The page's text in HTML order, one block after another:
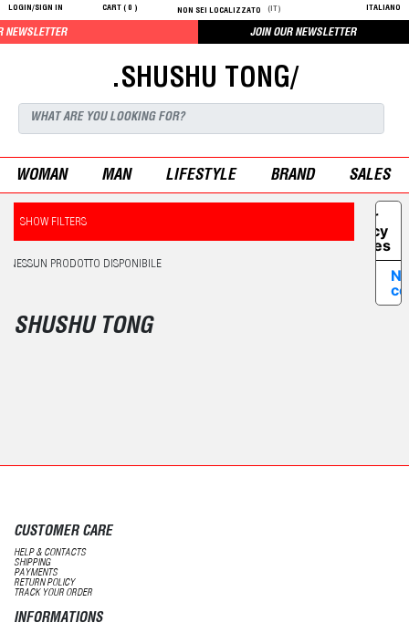
LOGIN/SIGN IN CART ( 0 ) NON SEI LOCALIZZATO (IT) ITALIANO
JOIN OUR NEWSLETTER
.SHUSHU TONG/
WOMAN MAN LIFESTYLE BRAND SALES
SHOW FILTERS
NESSUN PRODOTTO DISPONIBILE
SHUSHU TONG
CUSTOMER CARE
HELP & CONTACTS
SHIPPING
PAYMENTS
RETURN POLICY
TRACK YOUR ORDER
INFORMATIONS
Your
Privacy
Choices